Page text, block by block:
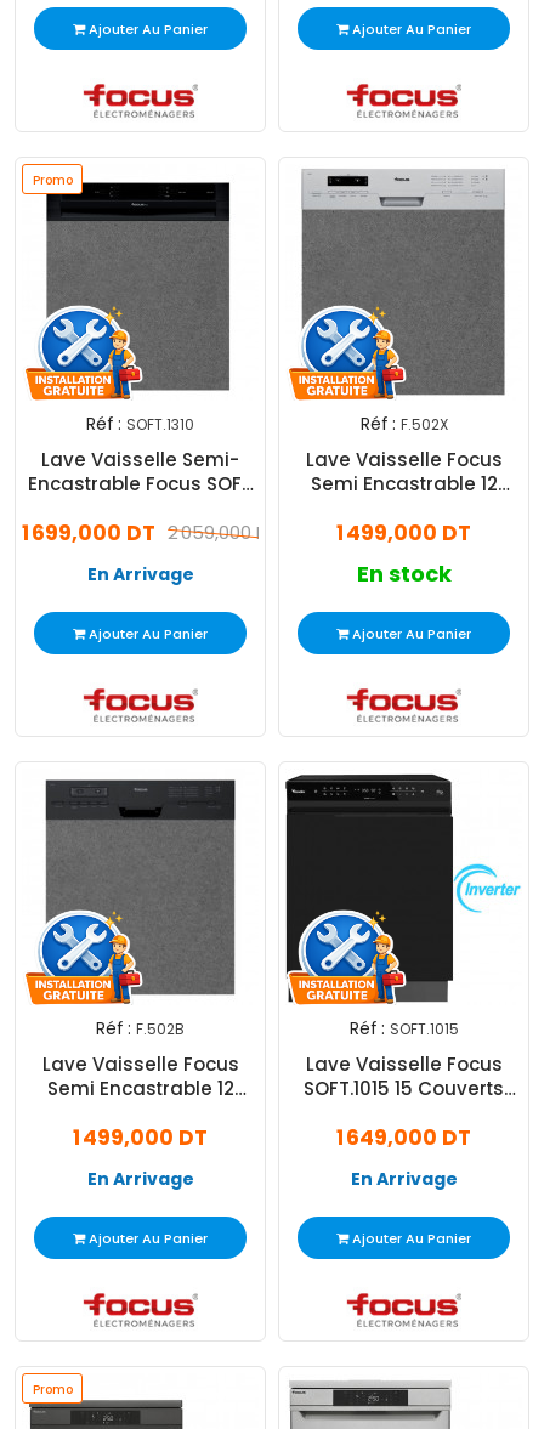
Ajouter Au Panier Ajouter Au Panier
Promo
Réf : SOFT.1310
Lave Vaisselle Semi-
Encastrable Focus SOFT
2 059,000 DT
1 699,000 DT
En Arrivage
Ajouter Au Panier
Réf : F.502X
Lave Vaisselle Focus
Semi Encastrable 12
1 499,000 DT
En stock
Ajouter Au Panier
Réf : F.502B
Lave Vaisselle Focus
Semi Encastrable 12
1 499,000 DT
En Arrivage
Ajouter Au Panier
Réf : SOFT.1015
Lave Vaisselle Focus
SOFT.1015 15 Couverts
1 649,000 DT
En Arrivage
Ajouter Au Panier
Promo